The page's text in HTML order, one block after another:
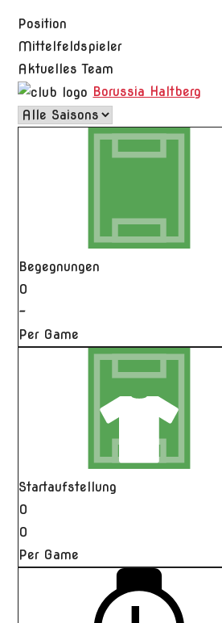
Position
Mittelfeldspieler
Aktuelles Team
Borussia Haltberg
Begegnungen
0
-
Per Game
Startaufstellung
0
0
Per Game